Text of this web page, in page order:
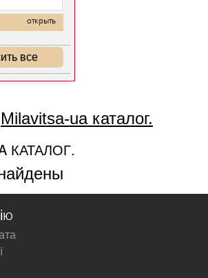
открыть
все
Milavitsa-ua каталог.
КАТАЛОГ.